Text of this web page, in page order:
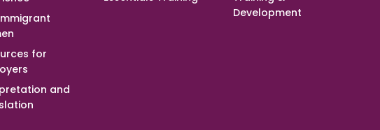
for
and
Development